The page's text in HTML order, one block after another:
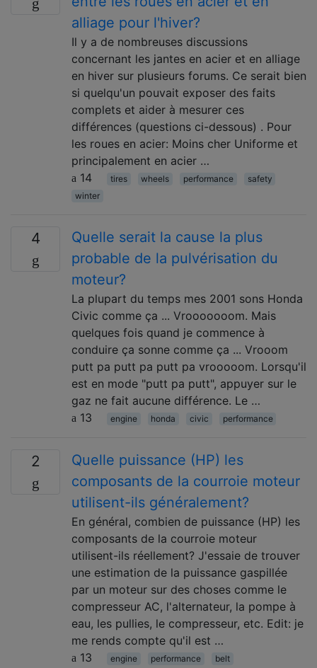
alliage pour l'hiver?
Il y a de nombreuses discussions
concernant les jantes en acier et en alliage
en hiver sur plusieurs forums. Ce serait bien
si quelqu'un pouvait exposer des faits
complets et aider à mesurer ces
différences (questions ci-dessous) . Pour
les roues en acier: Moins cher Uniforme et
principalement en acier …
14
tires wheels performance
safety
winter
4
Quelle serait la cause la plus
probable de la pulvérisation du
moteur?
La plupart du temps mes 2001 sons Honda
Civic comme ça ... Vrooooooom. Mais
quelques fois quand je commence à
conduire ça sonne comme ça ... Vrooom
putt pa putt pa putt pa vrooooom. Lorsqu'il
est en mode "putt pa putt", appuyer sur le
gaz ne fait aucune différence. Le …
13
engine honda civic performance
2
Quelle puissance (HP) les
composants de la courroie moteur
utilisent-ils généralement?
En général, combien de puissance (HP) les
composants de la courroie moteur
utilisent-ils réellement? J'essaie de trouver
une estimation de la puissance gaspillée
par un moteur sur des choses comme le
compresseur AC, l'alternateur, la pompe à
eau, les pullies, le compresseur, etc. Edit: je
me rends compte qu'il est …
13
engine performance belt